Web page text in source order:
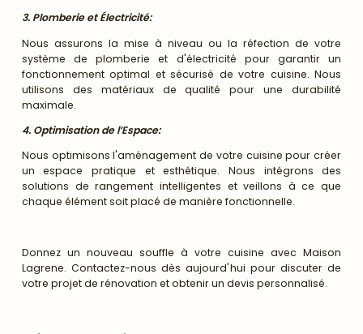
3. Plomberie et Électricité:
Nous assurons la mise à niveau ou la réfection de votre
système de plomberie et d'électricité pour garantir un
fonctionnement optimal et sécurisé de votre cuisine. Nous
utilisons des matériaux de qualité pour une durabilité
maximale.
4. Optimisation de l’Espace:
Nous optimisons l'aménagement de votre cuisine pour créer
un espace pratique et esthétique. Nous intégrons des
solutions de rangement intelligentes et veillons à ce que
chaque élément soit placé de manière fonctionnelle.
Donnez un nouveau souffle à votre cuisine avec Maison
Lagrene. Contactez-nous dès aujourd'hui pour discuter de
votre projet de rénovation et obtenir un devis personnalisé.